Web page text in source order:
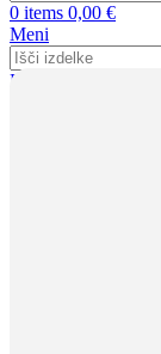
0 items 0,00 €
Meni
Prijava / Registracija